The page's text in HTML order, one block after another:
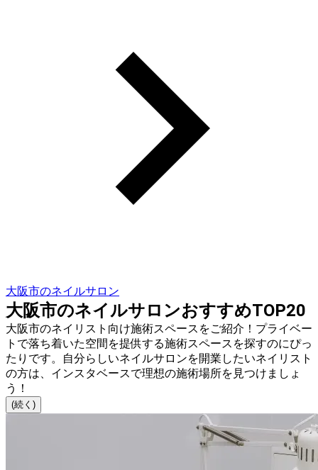
大阪市のネイルサロン
大阪市のネイルサロンおすすめTOP20
大阪市のネイリスト向け施術スペースをご紹介！プライベー
トで落ち着いた空間を提供する施術スペースを探すのにぴっ
たりです。自分らしいネイルサロンを開業したいネイリスト
の方は、インスタベースで理想の施術場所を見つけましょ
う！
(続く)